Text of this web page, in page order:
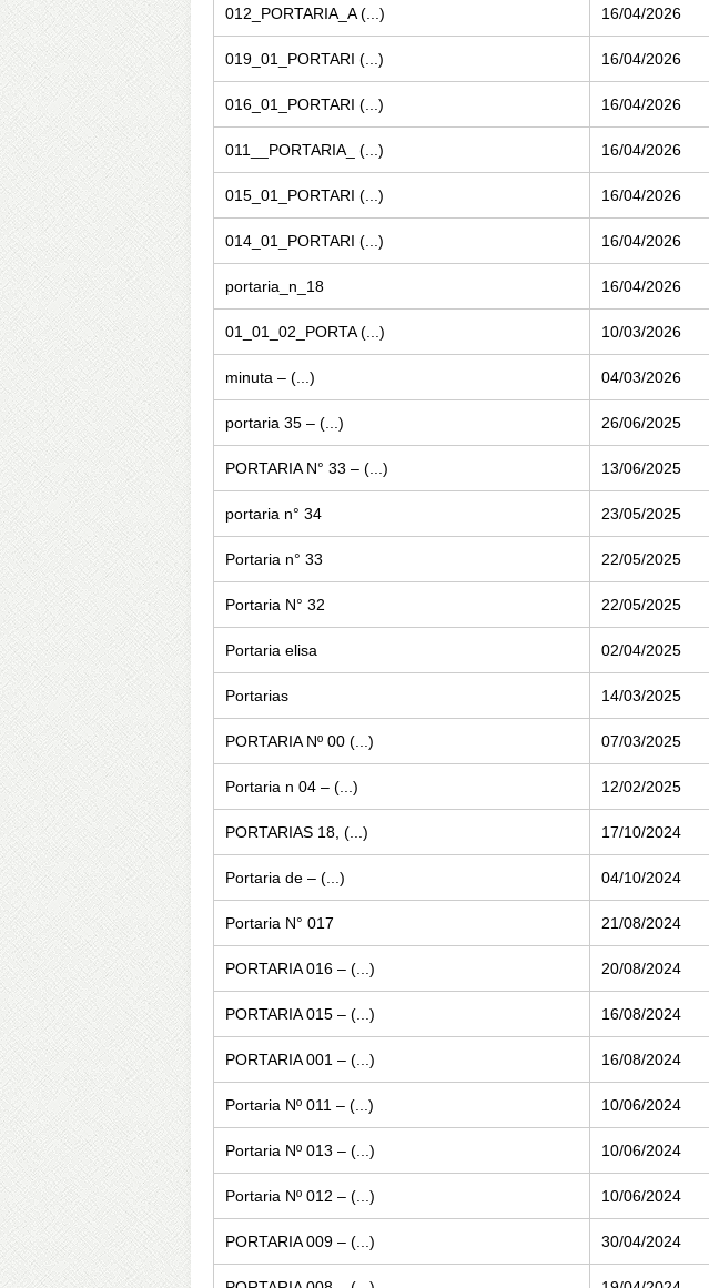
012_PORTARIA_A (...) 16/04/2026
019_01_PORTARI (...) 16/04/2026
016_01_PORTARI (...) 16/04/2026
011__PORTARIA_ (...) 16/04/2026
015_01_PORTARI (...) 16/04/2026
014_01_PORTARI (...) 16/04/2026
portaria_n_18 16/04/2026
01_01_02_PORTA (...) 10/03/2026
minuta – (...) 04/03/2026
portaria 35 – (...) 26/06/2025
PORTARIA N° 33 – (...) 13/06/2025
portaria n° 34 23/05/2025
Portaria n° 33 22/05/2025
Portaria N° 32 22/05/2025
Portaria elisa 02/04/2025
Portarias 14/03/2025
PORTARIA Nº 00 (...) 07/03/2025
Portaria n 04 – (...) 12/02/2025
PORTARIAS 18, (...) 17/10/2024
Portaria de – (...) 04/10/2024
Portaria N° 017 21/08/2024
PORTARIA 016 – (...) 20/08/2024
PORTARIA 015 – (...) 16/08/2024
PORTARIA 001 – (...) 16/08/2024
Portaria Nº 011 – (...) 10/06/2024
Portaria Nº 013 – (...) 10/06/2024
Portaria Nº 012 – (...) 10/06/2024
PORTARIA 009 – (...) 30/04/2024